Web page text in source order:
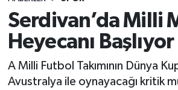
Serdivan’da Milli
Heyecanı Başlıyor
A Milli Futbol Takımının Dünya
Avustralya ile oynayacağı kritik